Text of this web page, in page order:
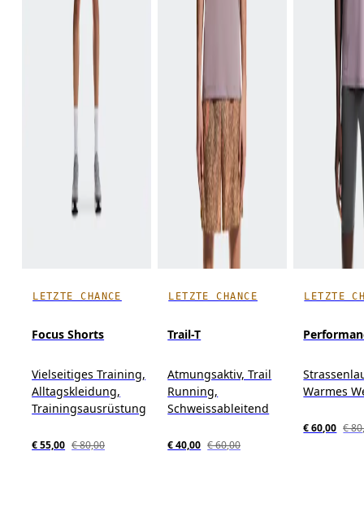
LETZTE CHANCE
Focus Shorts
Vielseitiges Training,
Alltagskleidung,
Trainingsausrüstung
€ 55,00 € 80,00
LETZTE CHANCE
Trail-T
Atmungsaktiv, Trail
Running,
Schweissableitend
€ 40,00 € 60,00
LETZTE
Warmes
€ 60,00 €